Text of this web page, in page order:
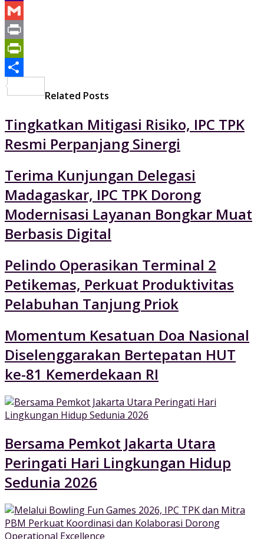
Yahoo
Mail
Gmail
Print
PrintFriendly
Related Posts
Tingkatkan Mitigasi Risiko, IPC TPK
Resmi Perpanjang Sinergi
Terima Kunjungan Delegasi
Madagaskar, IPC TPK Dorong
Modernisasi Layanan Bongkar Muat
Berbasis Digital
Pelindo Operasikan Terminal 2
Petikemas, Perkuat Produktivitas
Pelabuhan Tanjung Priok
Momentum Kesatuan Doa Nasional
Diselenggarakan Bertepatan HUT
ke-81 Kemerdekaan RI
Bersama Pemkot Jakarta Utara
Peringati Hari Lingkungan Hidup
Sedunia 2026